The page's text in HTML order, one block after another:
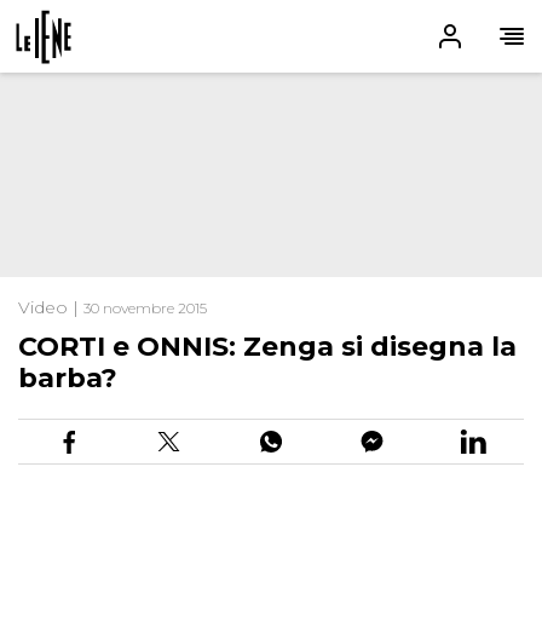
Video | 30 novembre 2015
CORTI e ONNIS: Zenga si disegna la
barba?